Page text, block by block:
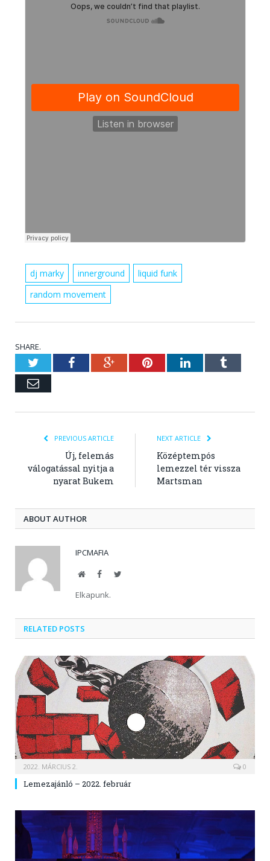
dj marky innerground
liquid funk
random movement
SHARE.
TwitterFacebookGoogle+PinterestLinkedInTumblr
Email
PREVIOUS ARTICLE
Új, felemás
válogatással nyitja a
nyarat Bukem
NEXT ARTICLE
Középtempós
lemezzel tér vissza
Martsman
ABOUT AUTHOR
IPCMAFIA
WebsiteFacebookTwitter
Elkapunk.
RELATED POSTS
2022. MÁRCIUS 2. 0
Lemezajánló – 2022. február